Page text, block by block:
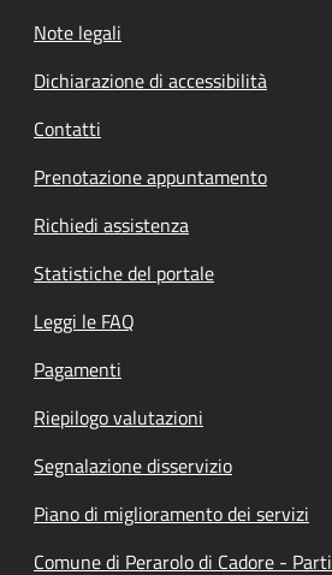
Note legali
Dichiarazione di accessibilità
Contatti
Prenotazione appuntamento
Richiedi assistenza
Statistiche del portale
Leggi le FAQ
Pagamenti
Riepilogo valutazioni
Segnalazione disservizio
Piano di miglioramento dei servizi
Comune di Perarolo di Cadore -